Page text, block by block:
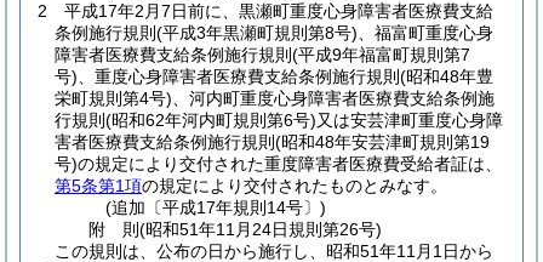
2
平成17年2月7日前に、黒瀬町重度心身障害者医療費支給
条例施行規則 (平成3年黒瀬町規則第8号) 、福富町重度心身
障害者医療費支給条例施行規則 (平成9年福富町規則第7
号) 、重度心身障害者医療費支給条例施行規則 (昭和48年豊
栄町規則第4号) 、河内町重度心身障害者医療費支給条例施
行規則 (昭和62年河内町規則第6号)又は安芸津町重度心身障
害者医療費支給条例施行規則 (昭和48年安芸津町規則第19
号)の規定により交付された重度障害者医療費受給者証は、
第5条第1項の規定により交付されたものとみなす。
(追加〔平成17年規則14号〕)
附 則(昭和51年11月24日規則第26号)
この規則は、公布の日から施行し、昭和51年11月1日から